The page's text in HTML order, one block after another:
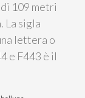
109 metri
La sigla
lettera o
e F443 è il